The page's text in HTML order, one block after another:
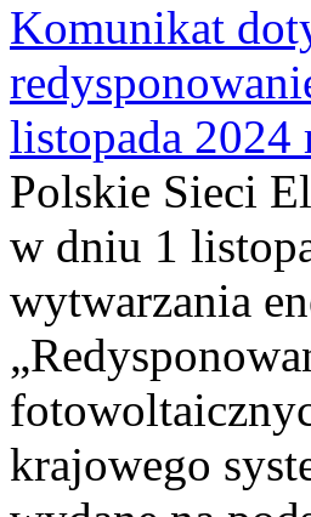
Komunikat
listopada 2024
Polskie Sieci
w dniu 1
wytwarzania
krajowego